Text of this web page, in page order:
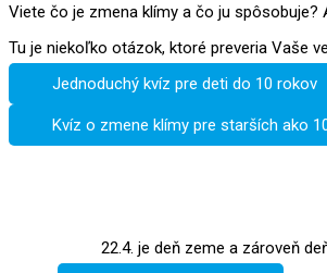
Viete čo je zmena klímy a čo ju
Tu je niekoľko otázok, ktoré preveria Vaše
Jednoduchý kvíz pre deti do 10 rokov
Kvíz o zmene klímy pre starších ako
22.4. je deň zeme a zároveň